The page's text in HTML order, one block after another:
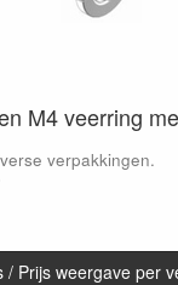
M4 veerring
verpakkingen.
/ Prijs weergave per